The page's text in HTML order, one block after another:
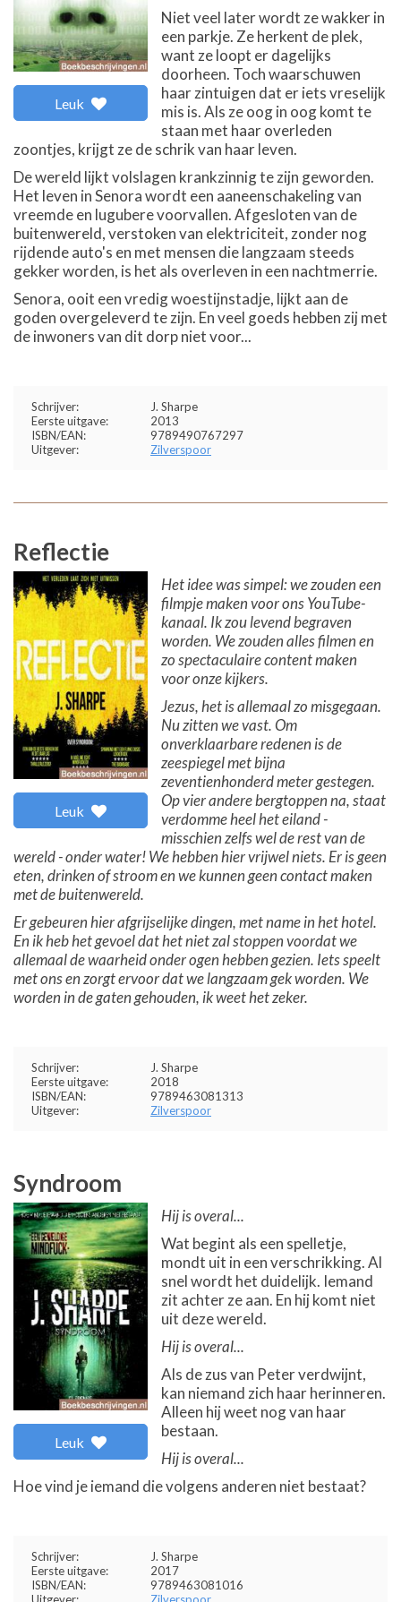
Leuk
Niet veel later wordt ze wakker in
een parkje. Ze herkent de plek,
want ze loopt er dagelijks
doorheen. Toch waarschuwen
haar zintuigen dat er iets vreselijk
mis is. Als ze oog in oog komt te
staan met haar overleden
zoontjes, krijgt ze de schrik van haar leven.
De wereld lijkt volslagen krankzinnig te zijn geworden.
Het leven in Senora wordt een aaneenschakeling van
vreemde en lugubere voorvallen. Afgesloten van de
buitenwereld, verstoken van elektriciteit, zonder nog
rijdende auto's en met mensen die langzaam steeds
gekker worden, is het als overleven in een nachtmerrie.
Senora, ooit een vredig woestijnstadje, lijkt aan de
goden overgeleverd te zijn. En veel goeds hebben zij met
de inwoners van dit dorp niet voor...
Schrijver:
J. Sharpe
Eerste uitgave:
2013
ISBN/EAN:
9789490767297
Uitgever:
Zilverspoor
Reflectie
Leuk
Het idee was simpel: we zouden een
filmpje maken voor ons YouTube-
kanaal. Ik zou levend begraven
worden. We zouden alles filmen en
zo spectaculaire content maken
voor onze kijkers.
Jezus, het is allemaal zo misgegaan.
Nu zitten we vast. Om
onverklaarbare redenen is de
zeespiegel met bijna
zeventienhonderd meter gestegen.
Op vier andere bergtoppen na, staat
verdomme heel het eiland -
misschien zelfs wel de rest van de
wereld - onder water! We hebben hier vrijwel niets. Er is geen
eten, drinken of stroom en we kunnen geen contact maken
met de buitenwereld.
Er gebeuren hier afgrijselijke dingen, met name in het hotel.
En ik heb het gevoel dat het niet zal stoppen voordat we
allemaal de waarheid onder ogen hebben gezien. Iets speelt
met ons en zorgt ervoor dat we langzaam gek worden. We
worden in de gaten gehouden, ik weet het zeker.
Schrijver:
J. Sharpe
Eerste uitgave:
2018
ISBN/EAN:
9789463081313
Uitgever:
Zilverspoor
Syndroom
Leuk
Hij is overal...
Wat begint als een spelletje,
mondt uit in een verschrikking. Al
snel wordt het duidelijk. Iemand
zit achter ze aan. En hij komt niet
uit deze wereld.
Hij is overal...
Als de zus van Peter verdwijnt,
kan niemand zich haar herinneren.
Alleen hij weet nog van haar
bestaan.
Hij is overal...
Hoe vind je iemand die volgens anderen niet bestaat?
Schrijver:
J. Sharpe
Eerste uitgave:
2017
ISBN/EAN:
9789463081016
Uitgever:
Zilverspoor